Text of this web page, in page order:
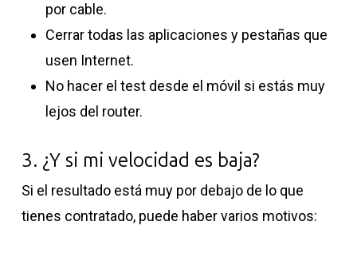
por cable.
Cerrar todas las aplicaciones y pestañas que
usen Internet.
No hacer el test desde el móvil si estás muy
lejos del router.
3. ¿Y si mi velocidad es baja?
Si el resultado está muy por debajo de lo que
tienes contratado, puede haber varios motivos: